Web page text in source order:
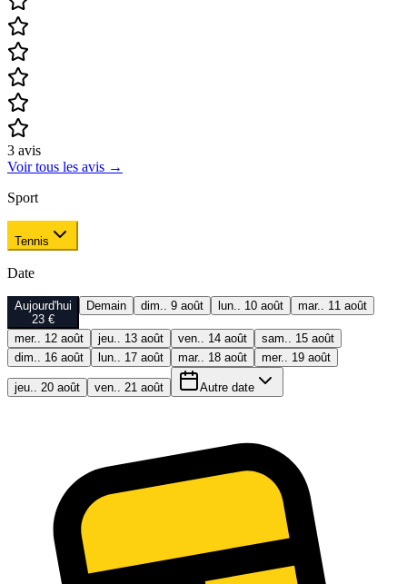
3 avis
Voir tous les avis →
Sport
Tennis
Date
Aujourd'hui
23 €
Demain dim.. 9 août lun.. 10 août mar.. 11 août
mer.. 12 août jeu.. 13 août ven.. 14 août
sam.. 15 août
dim.. 16 août
lun.. 17 août mar.. 18 août mer.. 19 août
jeu.. 20 août ven.. 21 août Autre date